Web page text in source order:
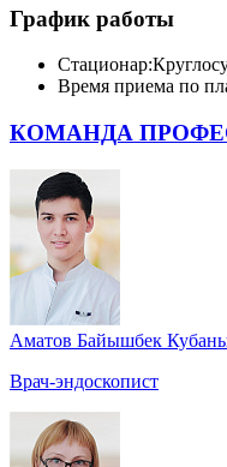
График работы
Стационар:
Время приема по
КОМАНДА
Аматов Байышбек
Врач-эндоскопист